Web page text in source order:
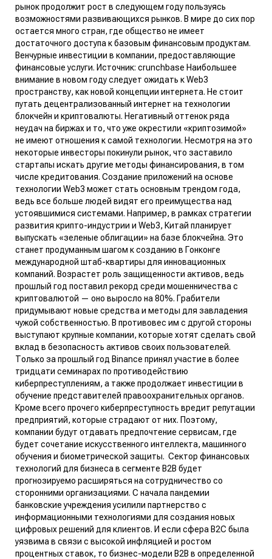
рынок продолжит рост в следующем году пользуясь
возможностями развивающихся рынков. В мире до сих пор
остается много стран, где общество не имеет
достаточного доступа к базовым финансовым продуктам.
Венчурные инвестиции в компании, предоставляющие
финансовые услуги. Источник: crunchbase Наибольшее
внимание в новом году следует ожидать к Web3
пространству, как новой концепции интернета. Не стоит
путать децентрализованный интернет на технологии
блокчейн и криптовалюты. Негативный оттенок ряда
неудач на биржах и то, что уже окрестили «криптозимой»
не имеют отношения к самой технологии. Несмотря на это
некоторые инвесторы покинули рынок, что заставило
стартапы искать другие методы финансирования, в том
числе кредитования. Создание приложений на основе
технологии Web3 может стать основным трендом года,
ведь все больше людей видят его преимущества над
устоявшимися системами. Например, в рамках стратегии
развития крипто-индустрии и Web3, Китай планирует
выпускать «зеленые облигации» на базе блокчейна. Это
станет продуманным шагом к созданию в Гонконге
международной штаб-квартиры для инновационных
компаний. Возрастет роль защищенности активов, ведь
прошлый год поставил рекорд среди мошенничества с
криптовалютой — оно выросло на 80%. Грабители
придумывают новые средства и методы для завладения
чужой собственностью. В противовес им с другой стороны
выступают крупные компании, которые хотят сделать свой
вклад в безопасность активов своих пользователей.
Только за прошлый год Binance принял участие в более
тридцати семинарах по противодействию
киберпреступлениям, а также продолжает инвестиции в
обучение представителей правоохранительных органов.
Кроме всего прочего киберпреступность вредит репутации
предприятий, которые страдают от них. Поэтому,
компании будут отдавать предпочтение сервисам, где
будет сочетание искусственного интеллекта, машинного
обучения и биометрической защиты. Сектор финансовых
технологий для бизнеса в сегменте B2B будет
прогнозируемо расширяться на сотрудничество со
сторонними организациями. С начала пандемии
банковские учреждения усилили партнерство с
информационными технологиями для создания новых
цифровых решений для клиентов. И если сфера B2C была
уязвима в связи с высокой инфляцией и ростом
процентных ставок, то бизнес-модели B2B в определенной